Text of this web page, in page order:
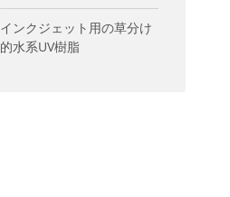
インクジェット用の草分け
的水系UV樹脂